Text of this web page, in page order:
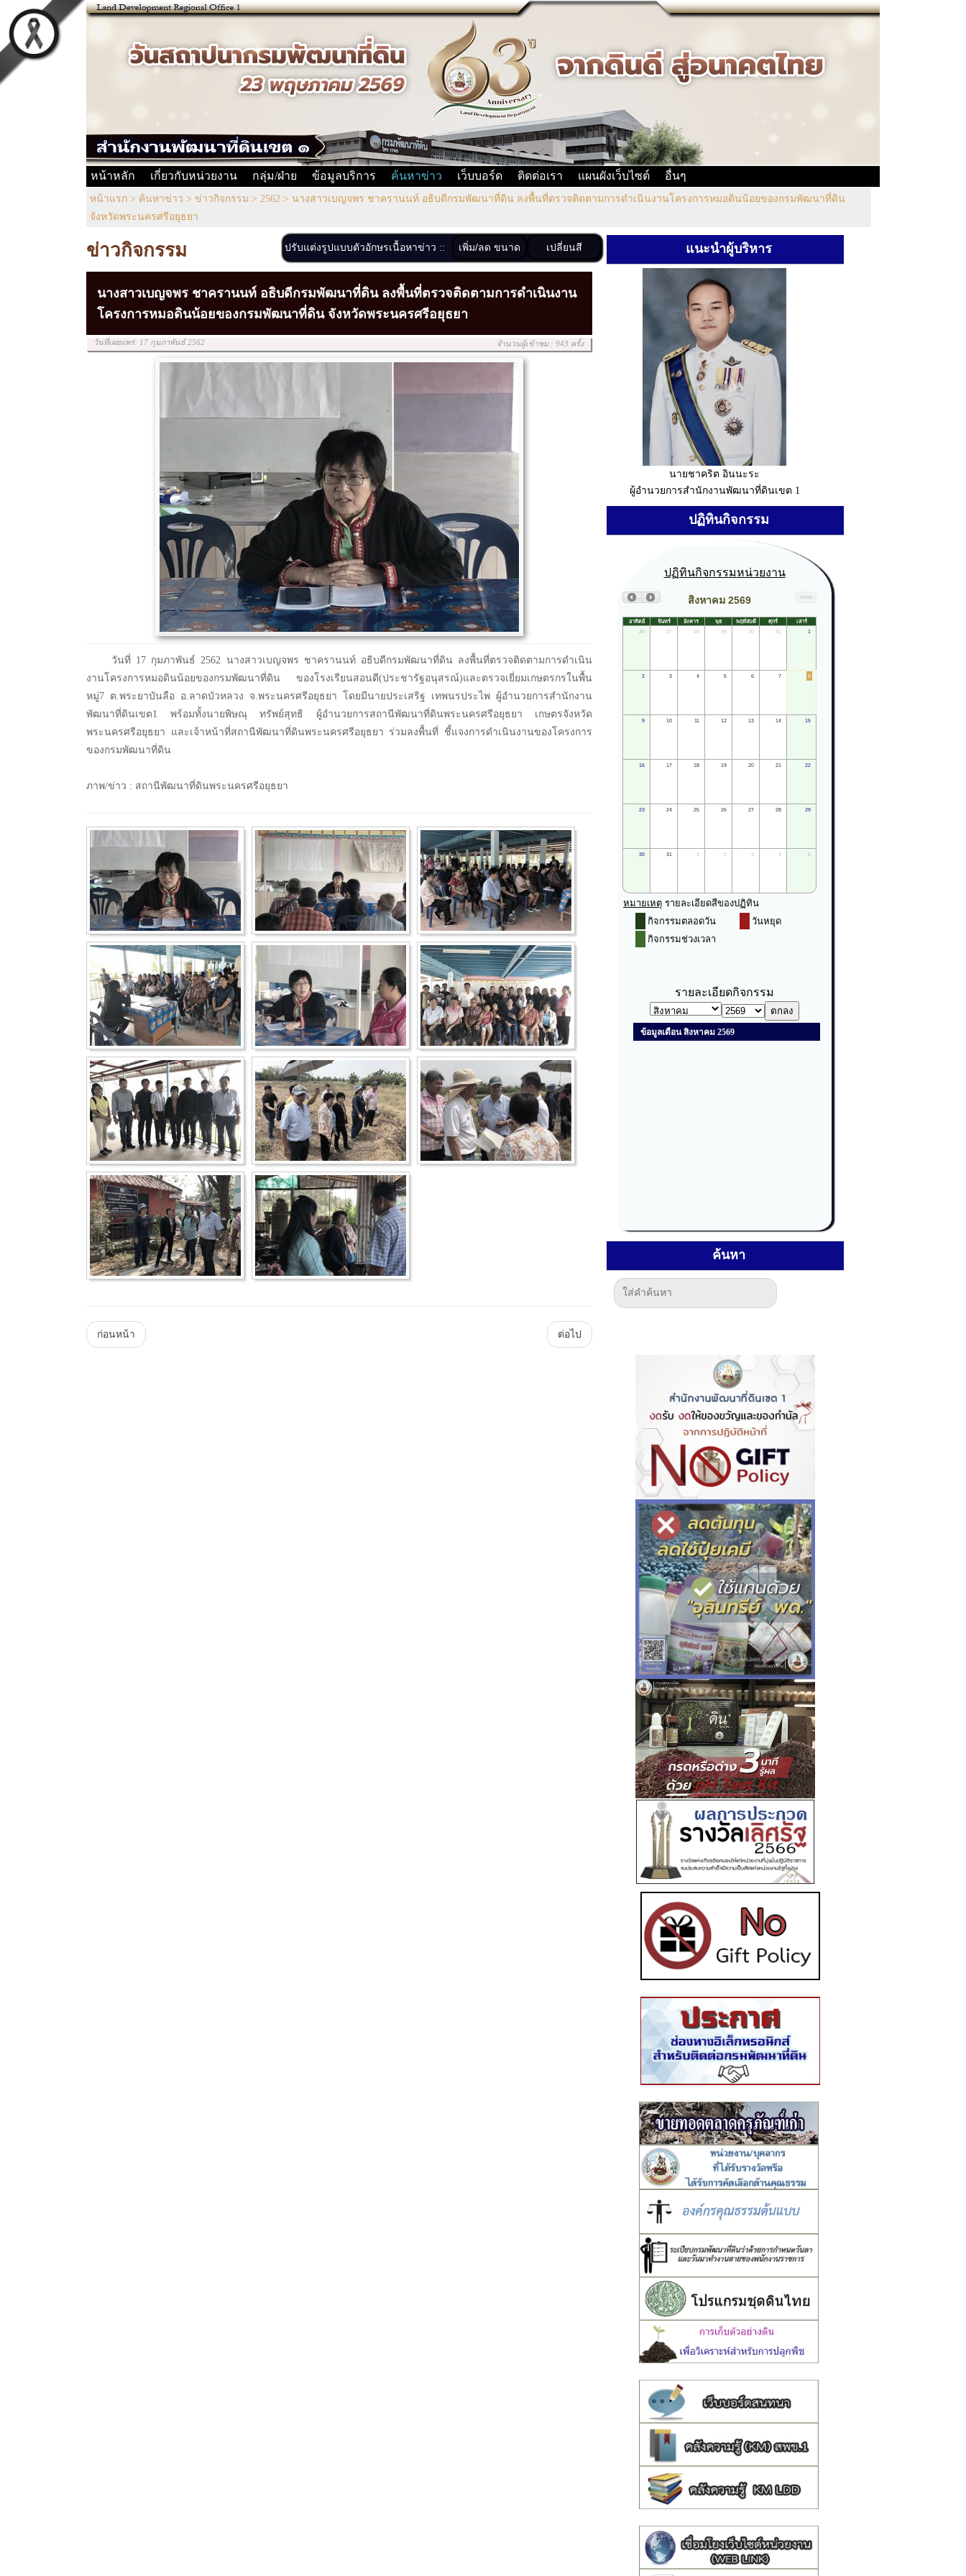
หน้าหลัก เกี่ยวกับหน่วยงาน กลุ่ม/ฝ่าย ข้อมูลบริการ ค้นหาข่าว เว็บบอร์ด ติดต่อเรา แผนผังเว็บไซต์ อื่นๆ
หน้าแรก > ค้นหาข่าว > ข่าวกิจกรรม > 2562 > นางสาวเบญจพร ชาครานนท์ อธิบดีกรมพัฒนาที่ดิน ลงพื้นที่ตรวจติดตามการดำเนินงานโครงการหมอดินน้อยของกรมพัฒนาที่ดิน
จังหวัดพระนครศรีอยุธยา
ข่าวกิจกรรม
นางสาวเบญจพร ชาครานนท์ อธิบดีกรมพัฒนาที่ดิน ลงพื้นที่ตรวจติดตามการดำเนินงาน
โครงการหมอดินน้อยของกรมพัฒนาที่ดิน จังหวัดพระนครศรีอยุธยา
วันที่เผยแพร่: 17 กุมภาพันธ์ 2562 จำนวนผู้เข้าชม : 943 ครั้ง
วันที่ 17 กุมภาพันธ์ 2562 นางสาวเบญจพร ชาครานนท์ อธิบดีกรมพัฒนาที่ดิน ลงพื้นที่ตรวจติดตามการดำเนิน
งานโครงการหมอดินน้อยของกรมพัฒนาที่ดิน ของโรงเรียนสอนดี(ประชารัฐอนุสรณ์)และตรวจเยี่ยมเกษตรกรในพื้น
หมู่7 ต.พระยาบันลือ อ.ลาดบัวหลวง จ.พระนครศรีอยุธยา โดยมีนายประเสริฐ เทพนรประไพ ผู้อำนวยการสำนักงาน
พัฒนาที่ดินเขต1 พร้อมทั้งนายพิษณุ ทรัพย์สุทธิ ผู้อำนวยการสถานีพัฒนาที่ดินพระนครศรีอยุธยา เกษตรจังหวัด
พระนครศรีอยุธยา และเจ้าหน้าที่สถานีพัฒนาที่ดินพระนครศรีอยุธยา ร่วมลงพื้นที่ ชี้แจงการดำเนินงานของโครงการ
ของกรมพัฒนาที่ดิน
ภาพ/ข่าว : สถานีพัฒนาที่ดินพระนครศรีอยุธยา
Menu
ก่อนหน้า ต่อไป
ปรับแต่งรูปแบบตัวอักษรเนื้อหาข่าว :: เพิ่ม/ลด ขนาด เปลี่ยนสี แนะนำผู้บริหาร
นายชาคริต อินนะระ
ผู้อำนวยการสำนักงานพัฒนาที่ดินเขต 1
ปฏิทินกิจกรรม
ค้นหา